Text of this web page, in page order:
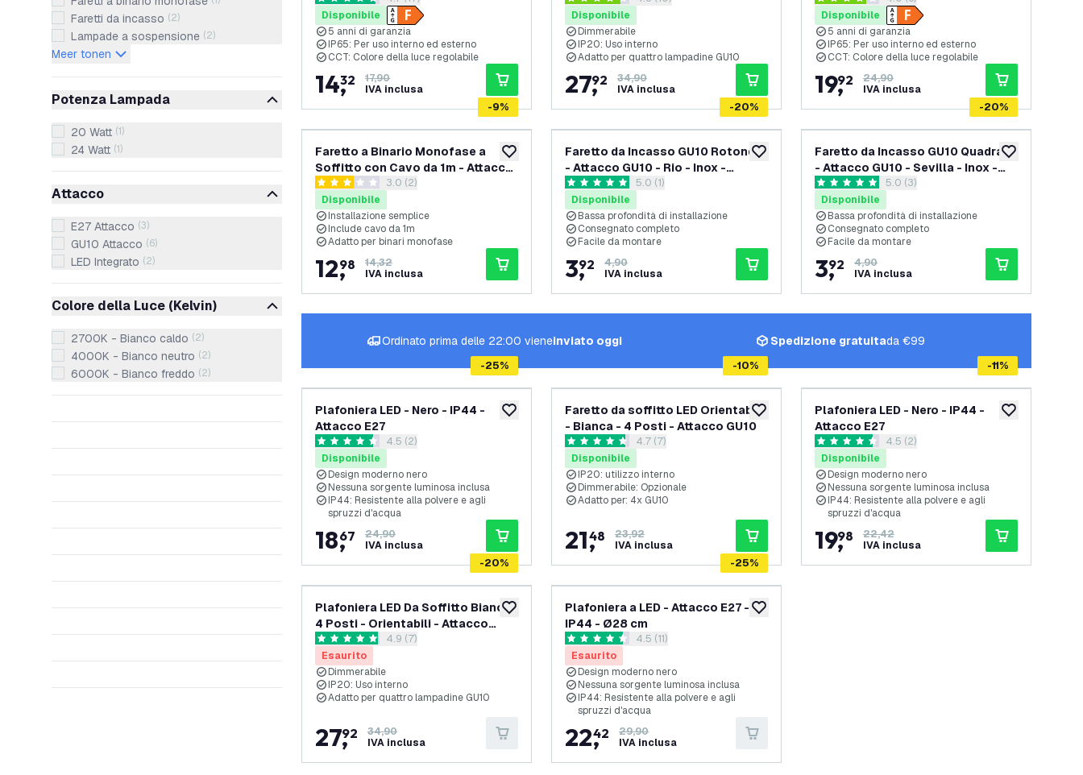
Faretti da incasso (2)
Lampade a sospensione (2)
Meer tonen
Potenza Lampada
20 Watt (1)
24 Watt (1)
Attacco
E27 Attacco (3)
GU10 Attacco (6)
LED Integrato (2)
Colore della Luce (Kelvin)
2700K - Bianco caldo (2)
4000K - Bianco neutro (2)
6000K - Bianco freddo (2)
garanzia
Disponibile
5 anni di garanzia
IP65: Per uso interno ed esterno
CCT: Colore della luce regolabile
14,
32
17,90
IVA inclusa
Disponibile
Dimmerabile
IP20: Uso interno
Adatto per quattro lampadine GU10
27,
92
34,90
IVA inclusa
garanzia
Disponibile
5 anni di garanzia
IP65: Per uso interno ed esterno
CCT: Colore della luce regolabile
19,
92
24,90
IVA inclusa
aggiungi alla lista desideri
-9%
Faretto a Binario Monofase a
Soffitto con Cavo da 1m - Attacco
GU10 - Biancoapri il cassetto delle recensioni
3 stelle di valutazione
3.0 (2)
Disponibile
Installazione semplice
Include cavo da 1m
Adatto per binari monofase
12,
98
14,32
IVA inclusa
aggiungi alla lista desideri
-20%
Faretto da Incasso GU10 Rotondo
- Attacco GU10 - Rio - Inox -
Ã¸85mm apri il cassetto delle recensioni
5 stelle di valutazione
5.0 (1)
Disponibile
Bassa profondità di installazione
Consegnato completo
Facile da montare
3,
92
4,90
IVA inclusa
aggiungi alla
-20%
Faretto da Incasso GU10 Quadrato
- Attacco GU10 - Sevilla - Inox -
92mm
apri il cassetto delle recensioni
5 stelle di valutazione
5.0 (3)
Disponibile
Bassa profondità di installazione
Consegnato completo
Facile da montare
3,
92
4,90
IVA inclusa
aggiungi alla lista desideri
-25%
Plafoniera LED - Nero - IP44 -
Attacco E27
apri il cassetto delle recensioni
4.5 stelle di valutazione
4.5 (2)
Disponibile
Design moderno nero
Nessuna sorgente luminosa inclusa
IP44: Resistente alla polvere e agli
spruzzi d'acqua
18,
67
24,90
IVA inclusa
aggiungi alla lista desideri
-10%
Faretto da soffitto LED Orientabili
- Bianca - 4 Posti - Attacco GU10
apri il cassetto delle recensioni
4.7 stelle di valutazione
4.7 (7)
Disponibile
IP20: utilizzo interno
Dimmerabile: Opzionale
Adatto per: 4x GU10
21,
48
23,92
IVA inclusa
aggiungi alla
-11%
Plafoniera LED - Nero - IP44 -
Attacco E27
apri il cassetto delle recensioni
4.5 stelle di valutazione
4.5 (2)
Disponibile
Design moderno nero
Nessuna sorgente luminosa inclusa
IP44: Resistente alla polvere e agli
spruzzi d'acqua
19,
98
22,42
IVA inclusa
aggiungi alla lista desideri
-20%
Plafoniera LED Da Soffitto Bianca
4 Posti - Orientabili - Attacco
GU10
apri il cassetto delle recensioni
4.9 stelle di valutazione
4.9 (7)
Esaurito
Dimmerabile
IP20: Uso interno
Adatto per quattro lampadine GU10
27,
92
34,90
IVA inclusa
aggiungi alla lista desideri
-25%
Plafoniera a LED - Attacco E27 -
IP44 - Ø28 cm
apri il cassetto delle recensioni
4.5 stelle di valutazione
4.5 (11)
Esaurito
Design moderno nero
Nessuna sorgente luminosa inclusa
IP44: Resistente alla polvere e agli
spruzzi d'acqua
22,
42
29,90
IVA inclusa
Ordinato prima delle 22:00 vieneinviato oggi Spedizione gratuitada €99